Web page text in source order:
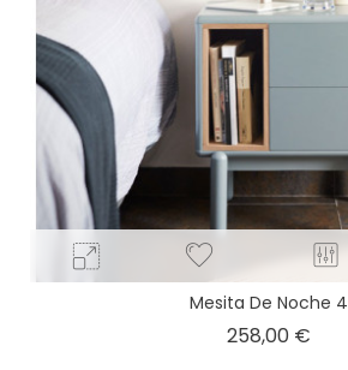
Mesita De Noche 4
258,00 €